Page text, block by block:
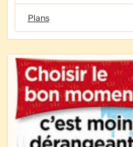
Plans